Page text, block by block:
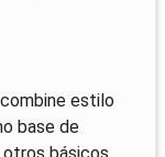
combine estilo
base de